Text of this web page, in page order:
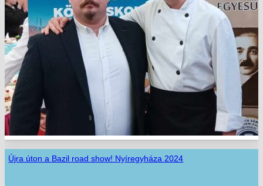
Újra úton a Bazil road show! Nyíregyháza 2024